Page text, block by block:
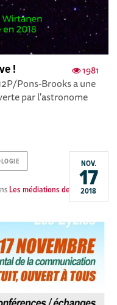
1981
!
Pons-Brooks a une
par l'astronome
Les médiations de
NOV.
17
2018